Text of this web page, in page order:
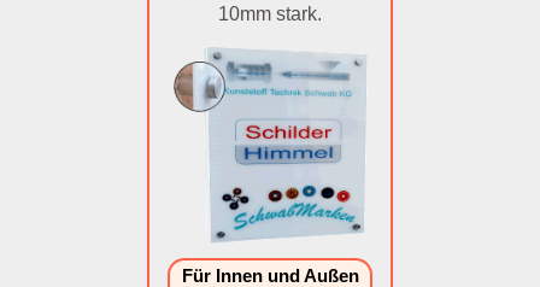
10mm stark.
Für Innen und Außen